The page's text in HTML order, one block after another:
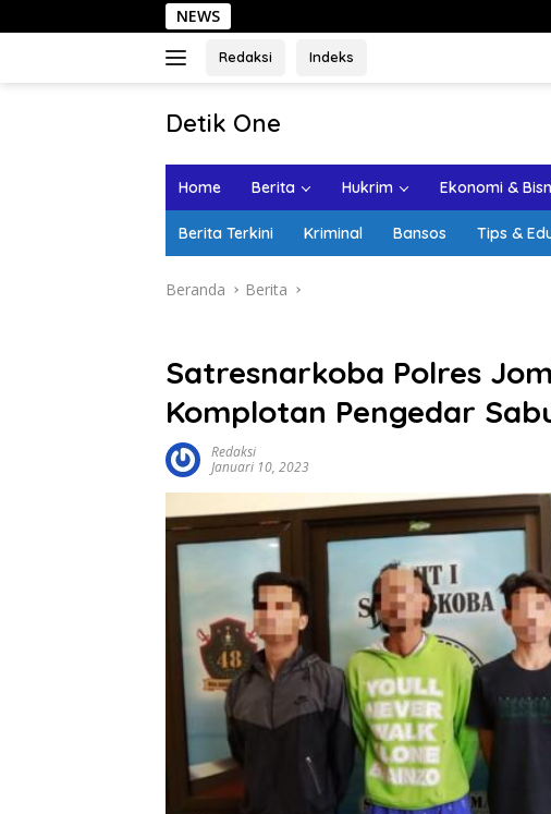
ke
NEWS Sehari di Kota
Redaksi Indeks
Detik One
Ungkap
Home Berita Hukrim Ekonomi &
Berita Terkini Kriminal Bansos Tips &
Beranda Berita
Satresnarkoba Polres
Komplotan Pengedar
Redaksi
Januari 10, 2023